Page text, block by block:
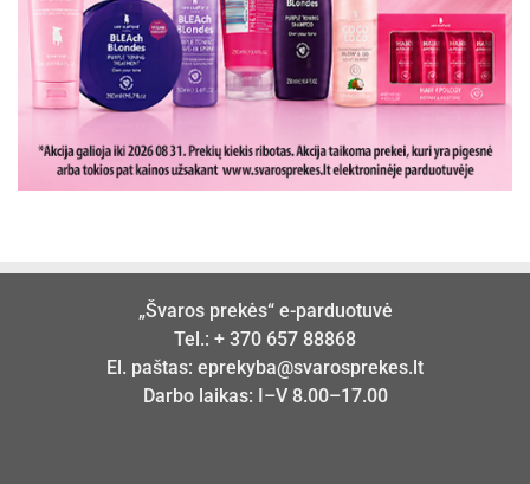
„Švaros prekės“ e-parduotuvė
Tel.: + 370 657 88868
El. paštas: eprekyba@svarosprekes.lt
Darbo laikas: I–V 8.00–17.00